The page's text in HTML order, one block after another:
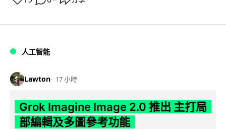
人工智能
Lawton 17 小時
Grok Imagine Image 2.0 推出 主打局
部編輯及多圖參考功能